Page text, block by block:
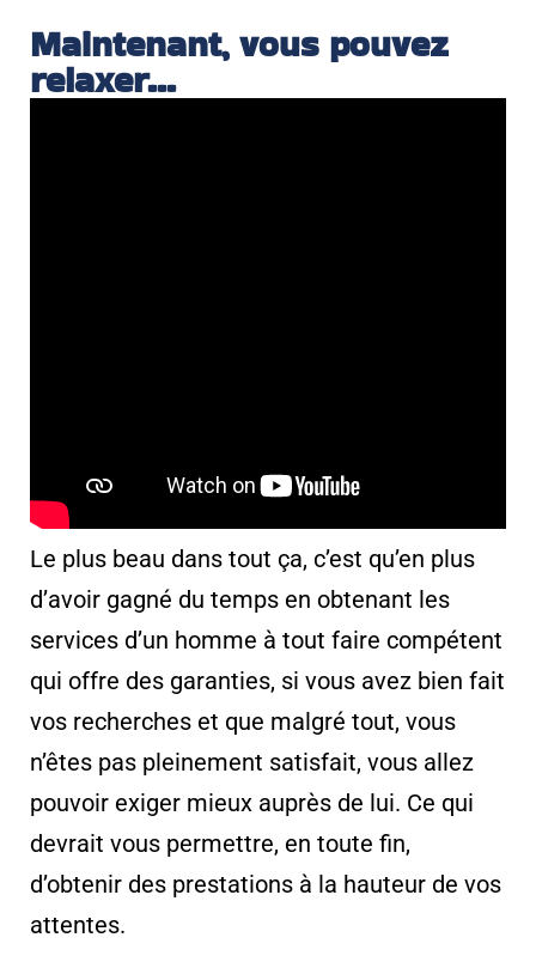
Maintenant, vous pouvez
relaxer...
Le plus beau dans tout ça, c’est qu’en plus
d’avoir gagné du temps en obtenant les
services d’un homme à tout faire compétent
qui offre des garanties, si vous avez bien fait
vos recherches et que malgré tout, vous
n’êtes pas pleinement satisfait, vous allez
pouvoir exiger mieux auprès de lui. Ce qui
devrait vous permettre, en toute fin,
d’obtenir des prestations à la hauteur de vos
attentes.